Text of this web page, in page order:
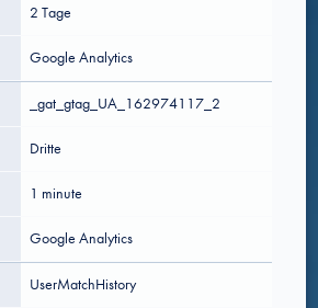
2 Tage
Google Analytics
_gat_gtag_UA_162974117_2
Dritte
1 minute
Google Analytics
UserMatchHistory